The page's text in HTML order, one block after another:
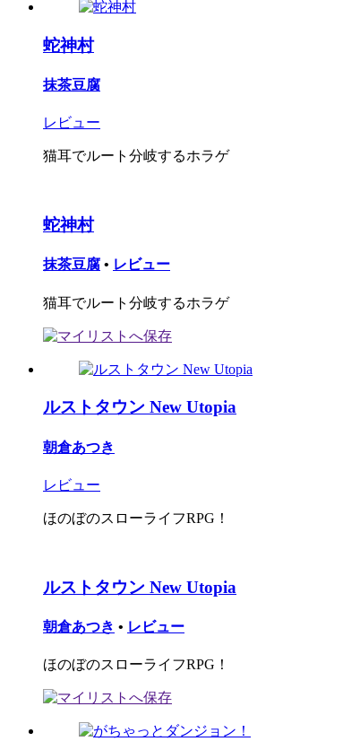
蛇神村
抹茶豆腐
レビュー
猫耳でルート分岐するホラゲ
蛇神村
抹茶豆腐 • レビュー
猫耳でルート分岐するホラゲ
ルストタウン New Utopia
朝倉あつき
レビュー
ほのぼのスローライフRPG！
ルストタウン New Utopia
朝倉あつき • レビュー
ほのぼのスローライフRPG！